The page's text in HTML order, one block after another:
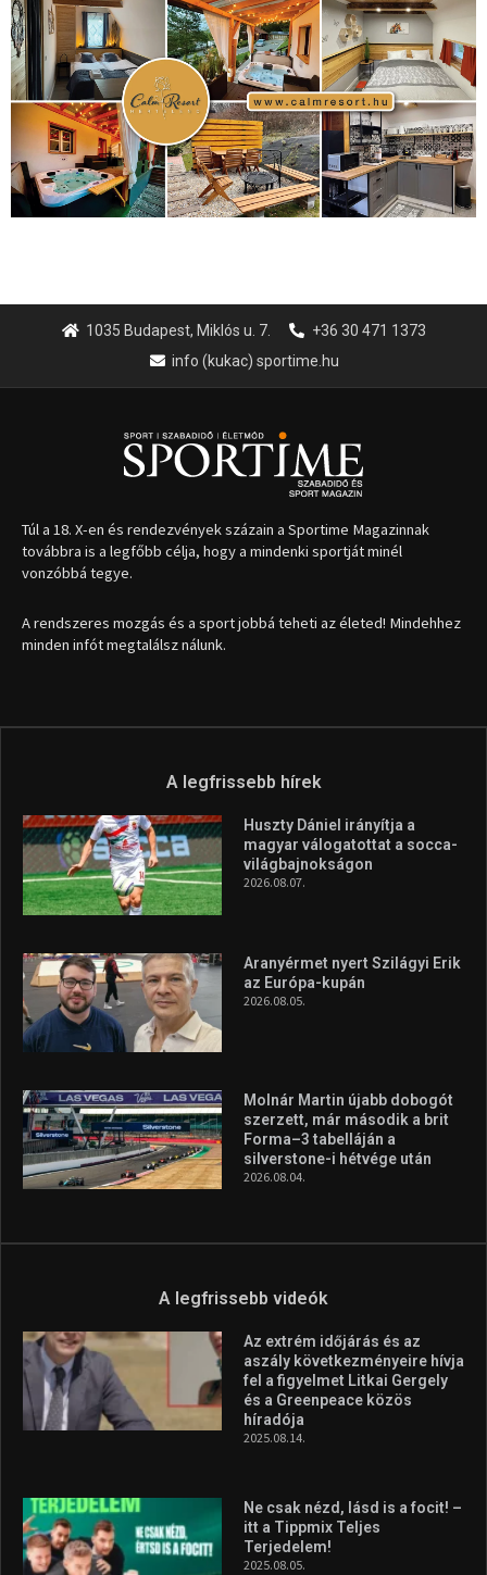
1035 Budapest, Miklós u. 7.
+36 30 471 1373
info (kukac) sportime.hu
Túl a 18. X-en és rendezvények százain a Sportime Magazinnak
továbbra is a legfőbb célja, hogy a mindenki sportját minél
vonzóbbá tegye.
A rendszeres mozgás és a sport jobbá teheti az életed! Mindehhez
minden infót megtalálsz nálunk.
A legfrissebb hírek
Huszty Dániel irányítja a
magyar válogatottat a socca-
világbajnokságon
2026.08.07.
Aranyérmet nyert Szilágyi Erik
az Európa-kupán
2026.08.05.
Molnár Martin újabb dobogót
szerzett, már második a brit
Forma–3 tabelláján a
silverstone-i hétvége után
2026.08.04.
A legfrissebb videók
Az extrém időjárás és az
aszály következményeire hívja
fel a figyelmet Litkai Gergely
és a Greenpeace közös
híradója
2025.08.14.
Ne csak nézd, lásd is a focit! –
itt a Tippmix Teljes
Terjedelem!
2025.08.05.